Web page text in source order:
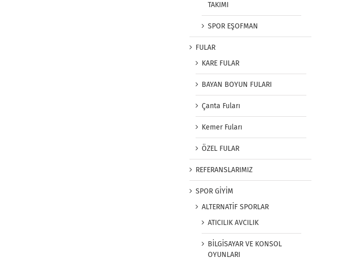
TAKIMI
SPOR EŞOFMAN
FULAR
KARE FULAR
BAYAN BOYUN FULARI
Çanta Fuları
Kemer Fuları
ÖZEL FULAR
REFERANSLARIMIZ
SPOR GİYİM
ALTERNATİF SPORLAR
ATICILIK AVCILIK
BİLGİSAYAR VE KONSOL
OYUNLARI